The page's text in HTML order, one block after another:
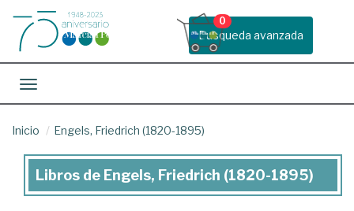
Busqueda avanzada
0
Toggle navigation
Inicio Engels, Friedrich (1820-1895)
Libros
Libros de Engels, Friedrich (1820-1895)